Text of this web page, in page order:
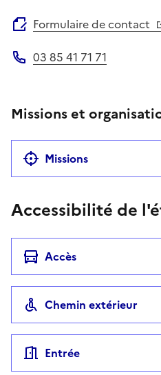
Formulaire de contact
03 85 41 71 71
Missions et
Missions
Accessibilité de
Accès
Chemin extérieur
Entrée